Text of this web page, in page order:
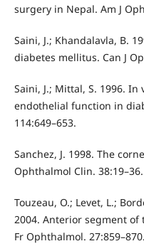
surgery in Nepal. Am J
Saini, J.; Khandalavla, B.
diabetes mellitus. Can J
Saini, J.; Mittal, S. 1996.
endothelial function in
114:649–653.
Sanchez, J. 1998. The
Ophthalmol Clin. 38:19–36.
Touzeau, O.; Levet, L.;
2004. Anterior segment of
Fr Ophthalmol. 27:859–870.